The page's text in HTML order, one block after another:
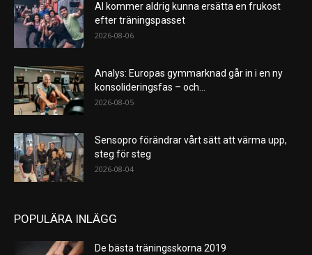
AI kommer aldrig kunna ersätta en frukost
efter träningspasset
2026-08-06
Analys: Europas gymmarknad går in i en ny
konsolideringsfas – och...
2026-08-05
Sensopro förändrar vårt sätt att värma upp,
steg för steg
2026-08-04
POPULÄRA INLÄGG
De bästa träningsskorna 2019